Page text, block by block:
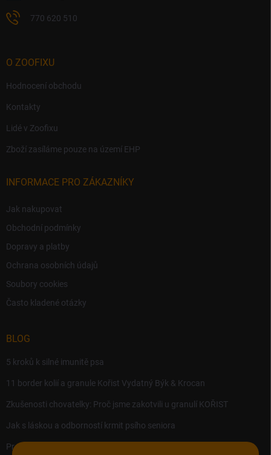
770 620 510
O ZOOFIXU
Hodnocení obchodu
Kontakty
Lidé v Zoofixu
Zboží zasíláme pouze na území EHP
INFORMACE PRO ZÁKAZNÍKY
Jak nakupovat
Obchodní podmínky
Dopravy a platby
Ochrana osobních údajů
Soubory cookies
Často kladené otázky
BLOG
5 kroků k silné imunitě psa
11 border kolií a granule Kořist Vydatný Býk & Krocan
Zkušenosti chovatelky: Proč jsme zakotvili u granulí KOŘIST
Jak s láskou a odborností krmit psího seniora
Precision MICROBES – Koktejl tělu prospěšných živých bakterií,